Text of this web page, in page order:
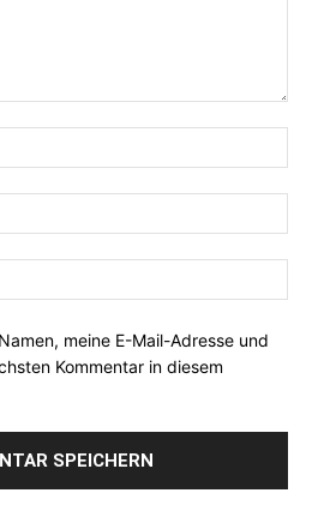
meine E-Mail-Adresse und
Kommentar in diesem